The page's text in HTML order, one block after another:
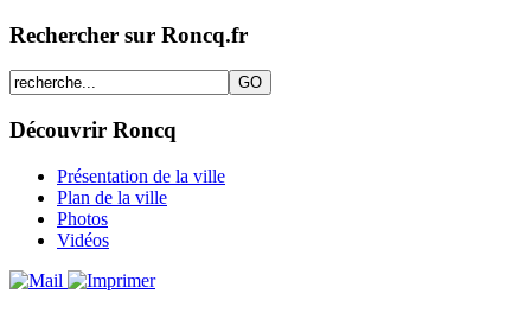
Rechercher sur Roncq.fr
Découvrir Roncq
Présentation de la ville
Plan de la ville
Photos
Vidéos